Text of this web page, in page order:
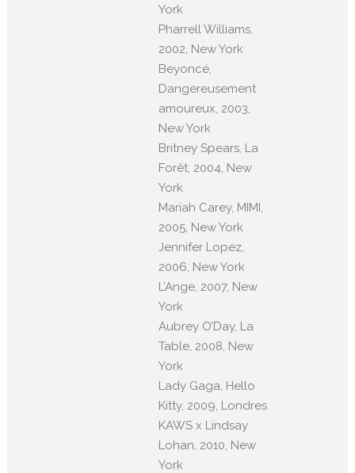
York
Pharrell Williams,
2002, New York
Beyoncé,
Dangereusement
amoureux, 2003,
New York
Britney Spears, La
Forêt, 2004, New
York
Mariah Carey, MIMI,
2005, New York
Jennifer Lopez,
2006, New York
L’Ange, 2007, New
York
Aubrey O’Day, La
Table, 2008, New
York
Lady Gaga, Hello
Kitty, 2009, Londres
KAWS x Lindsay
Lohan, 2010, New
York